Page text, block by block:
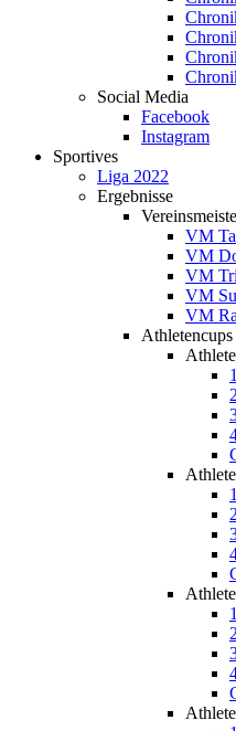
Social Media
Facebook
Instagram
Sportives
Liga 2022
Ergebnisse
VM
VM
VM
VM
VM
Athletencups